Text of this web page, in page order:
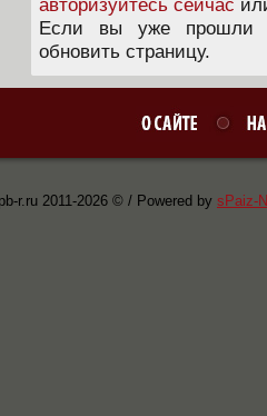
Если вы уже прошли
обновить страницу.
r.ru 2011-2026 © / Powered by sPaiz-